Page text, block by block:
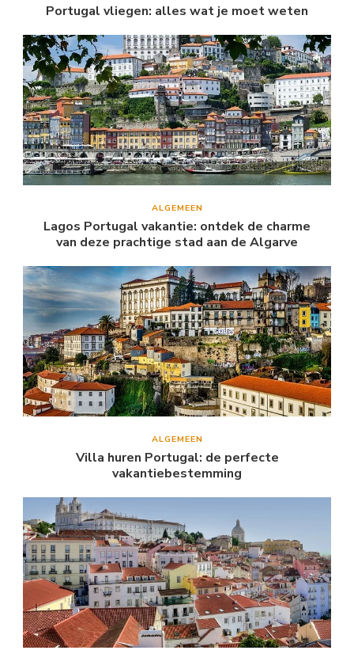
Portugal vliegen: alles wat je moet weten
ALGEMEEN
Lagos Portugal vakantie: ontdek de charme
van deze prachtige stad aan de Algarve
ALGEMEEN
Villa huren Portugal: de perfecte
vakantiebestemming